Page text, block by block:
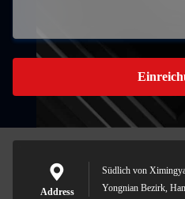
Address
Südlich von
Yongnian Bezirk,